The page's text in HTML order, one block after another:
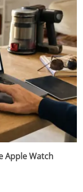
Apple Watch